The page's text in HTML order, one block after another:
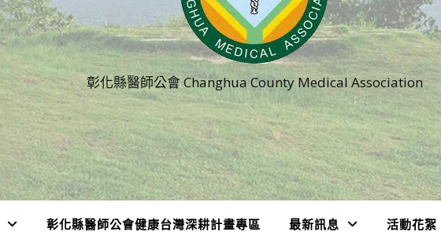
彰化縣醫師公會 Changhua County Medical Association
彰化縣醫師公會健康台灣深耕計畫專區 最新訊息 活動花絮